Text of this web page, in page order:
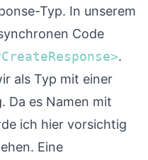
Typ. In unserem
Code
.
als Typ mit einer
Da es Namen mit
ich hier vorsichtig
Eine